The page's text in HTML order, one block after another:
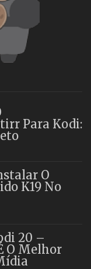
Para Kodi:
O
K19 No
20 –
O Melhor